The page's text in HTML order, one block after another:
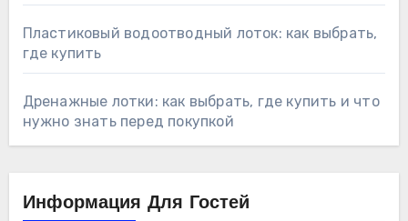
Пластиковый водоотводный лоток: как выбрать,
где купить
Дренажные лотки: как выбрать, где купить и что
нужно знать перед покупкой
Информация Для Гостей